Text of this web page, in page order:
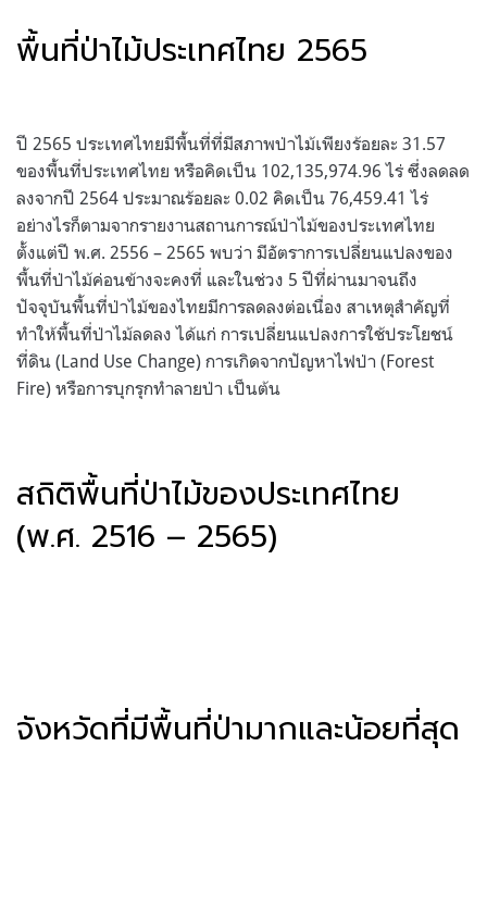
พื้นที่ป่าไม้ประเทศไทย 2565
ปี 2565 ประเทศไทยมีพื้นที่ที่มีสภาพป่าไม้เพียงร้อยละ 31.57
ของพื้นที่ประเทศไทย หรือคิดเป็น 102,135,974.96 ไร่ ซึ่งลดลด
ลงจากปี 2564 ประมาณร้อยละ 0.02 คิดเป็น 76,459.41 ไร่
อย่างไรก็ตามจากรายงานสถานการณ์ป่าไม้ของประเทศไทย
ตั้งแต่ปี พ.ศ. 2556 – 2565 พบว่า มีอัตราการเปลี่ยนแปลงของ
พื้นที่ป่าไม้ค่อนข้างจะคงที่ และในช่วง 5 ปีที่ผ่านมาจนถึง
ปัจจุบันพื้นที่ป่าไม้ของไทยมีการลดลงต่อเนื่อง สาเหตุสำคัญที่
ทำให้พื้นที่ป่าไม้ลดลง ได้แก่ การเปลี่ยนแปลงการใช้ประโยชน์
ที่ดิน (Land Use Change) การเกิดจากปัญหาไฟป่า (Forest
Fire) หรือการบุกรุกทำลายป่า เป็นต้น
สถิติพื้นที่ป่าไม้ของประเทศไทย
(พ.ศ. 2516 – 2565)
จังหวัดที่มีพื้นที่ป่ามากและน้อยที่สุด